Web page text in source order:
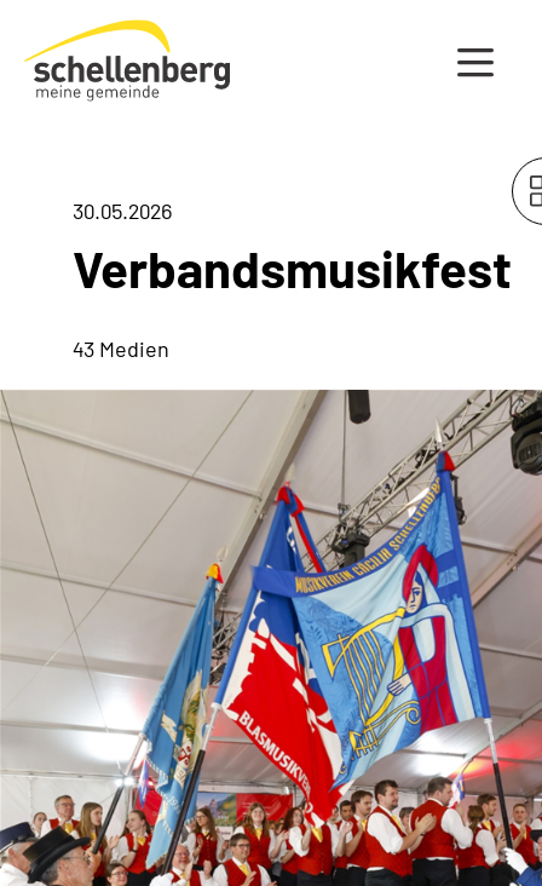
Gemeinde Schellenberg Startseite
30.05.2026
Verbandsmusikfest
43 Medien